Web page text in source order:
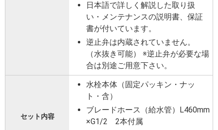
日本語で詳しく解説した取り扱
い・メンテナンスの説明書、保証
書が付いています。
逆止弁は内蔵されていません。
（水抜き可能） ※逆止弁が必要な場
合は別途ご用意下さい。
セット内容
水栓本体（固定パッキン・ナッ
ト・含）
ブレードホース（給水管）L460mm
×G1/2 2本付属